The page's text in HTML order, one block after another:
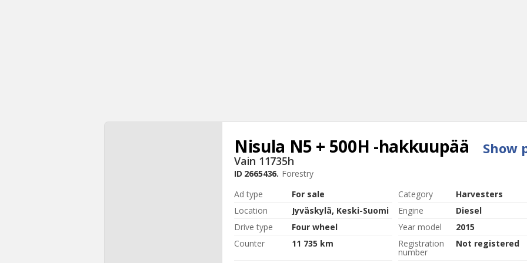
Show
Nisula N5 + 500H -hakkuupää
Vain 11735h
ID 2665436. Forestry
Ad type
For sale Category
Harvesters
Location
Jyväskylä, Keski-Suomi Engine
Diesel
Drive type
Four wheel Year model
2015
Counter
11 735 km Registration
number
Not registered